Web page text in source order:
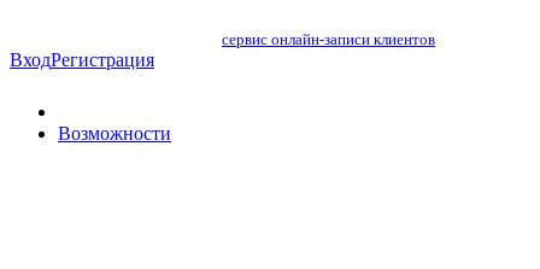
сервис онлайн-записи клиентов
ВходРегистрация
Возможности